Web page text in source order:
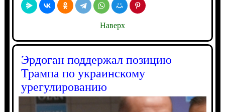
Наверх
Эрдоган поддержал позицию
Трампа по украинскому
урегулированию